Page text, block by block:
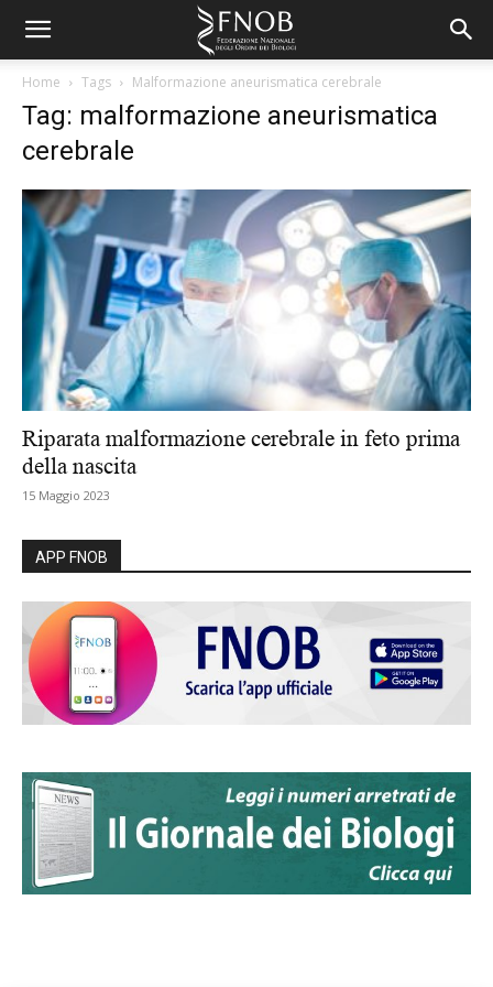
Home Tags Malformazione aneurismatica cerebrale
Tag: malformazione aneurismatica
cerebrale
Riparata malformazione cerebrale in feto prima
della nascita
15 Maggio 2023
APP FNOB